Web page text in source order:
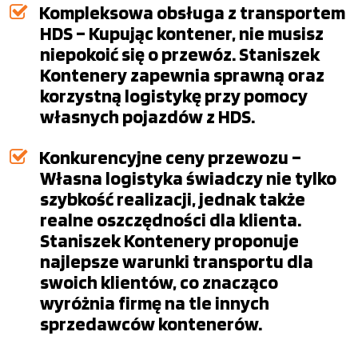
Kompleksowa obsługa z transportem
HDS – Kupując kontener, nie musisz
niepokoić się o przewóz. Staniszek
Kontenery zapewnia sprawną oraz
korzystną logistykę przy pomocy
własnych pojazdów z HDS.
Konkurencyjne ceny przewozu –
Własna logistyka świadczy nie tylko
szybkość realizacji, jednak także
realne oszczędności dla klienta.
Staniszek Kontenery proponuje
najlepsze warunki transportu dla
swoich klientów, co znacząco
wyróżnia firmę na tle innych
sprzedawców kontenerów.